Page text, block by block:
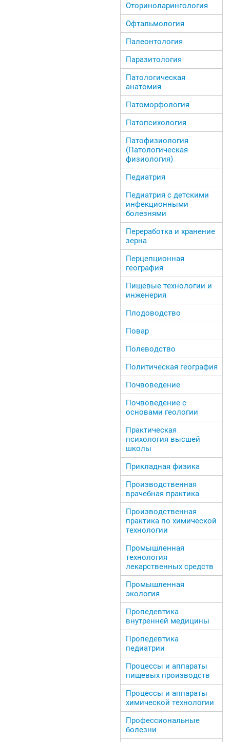
Оториноларингология
Офтальмология
Палеонтология
Паразитология
Патологическая
анатомия
Патоморфология
Патопсихология
Патофизиология
(Патологическая
физиология)
Педиатрия
Педиатрия с детскими
инфекционными
болезнями
Переработка и хранение
зерна
Перцепционная
география
Пищевые технологии и
инженерия
Плодоводство
Повар
Полеводство
Политическая география
Почвоведение
Почвоведение с
основами геологии
Практическая
психология высшей
школы
Прикладная физика
Производственная
врачебная практика
Производственная
практика по химической
технологии
Промышленная
технология
лекарственных средств
Промышленная
экология
Пропедевтика
внутренней медицины
Пропедевтика
педиатрии
Процессы и аппараты
пищевых производств
Процессы и аппараты
химической технологии
Профессиональные
болезни